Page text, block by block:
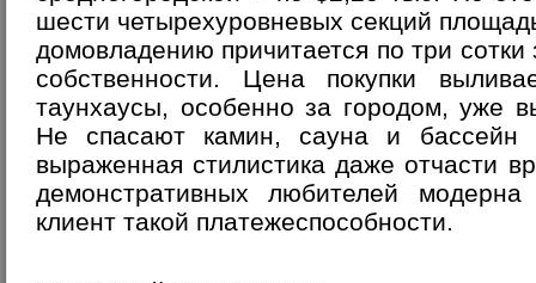
шести четырехуровневых секций
домовладению причитается по три
собственности. Цена покупки
таунхаусы, особенно за городом, уже
Не спасают камин, сауна и бассейн
выраженная стилистика даже отчасти
демонстративных любителей
клиент такой платежеспособности.